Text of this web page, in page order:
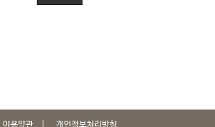
이용약관 개인정보처리방침